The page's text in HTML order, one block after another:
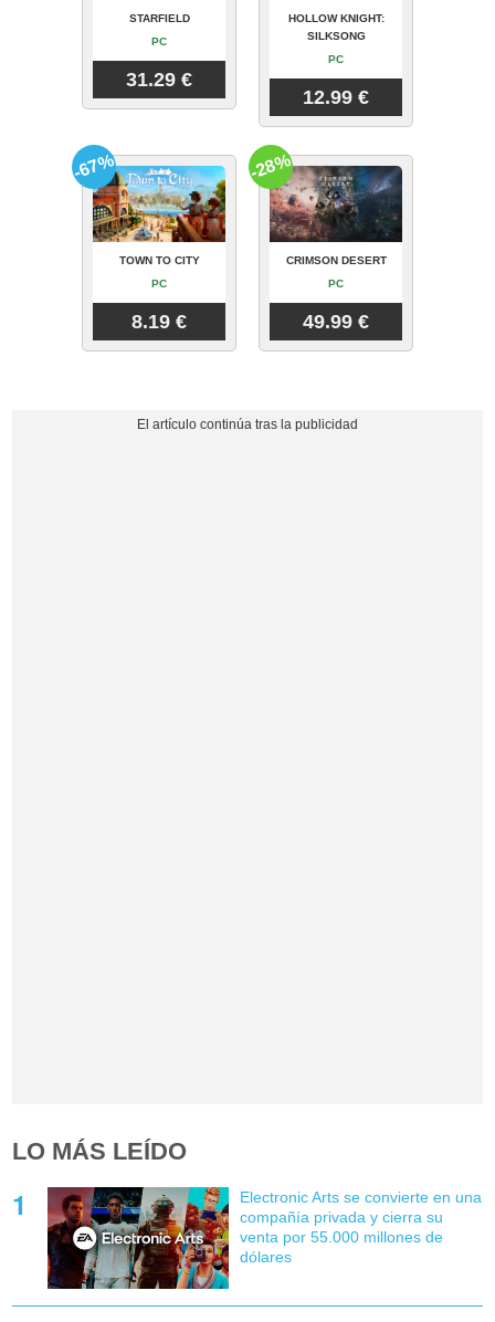
STARFIELD
PC
31.29 €
HOLLOW KNIGHT:
SILKSONG
PC
12.99 €
TOWN TO CITY
PC
8.19 €
-67%
CRIMSON DESERT
PC
49.99 €
-28%
LO MÁS LEÍDO
Electronic Arts se convierte en una
compañía privada y cierra su
venta por 55.000 millones de
dólares